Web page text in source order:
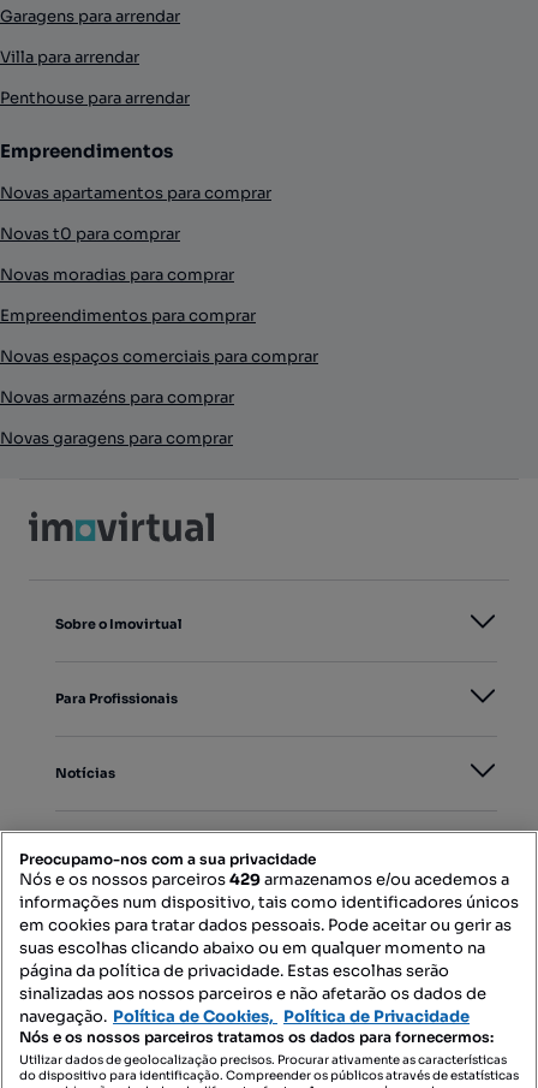
Garagens para arrendar
Villa para arrendar
Penthouse para arrendar
Empreendimentos
Novas apartamentos para comprar
Novas t0 para comprar
Novas moradias para comprar
Empreendimentos para comprar
Novas espaços comerciais para comprar
Novas armazéns para comprar
Novas garagens para comprar
Sobre o Imovirtual
Para Profissionais
Notícias
Mapa do Site
Contacte-nos
SIGA-NOS:
Preocupamo-nos com a sua privacidade
Nós e os nossos parceiros429armazenamos e/ou acedemos a
informações num dispositivo, tais como identificadores únicos
em cookies para tratar dados pessoais. Pode aceitar ou gerir as
suas escolhas clicando abaixo ou em qualquer momento na
página da política de privacidade. Estas escolhas serão
sinalizadas aos nossos parceiros e não afetarão os dados de
navegação. Política de Cookies, Política de Privacidade
Nós e os nossos parceiros tratamos os dados para fornecermos:
Utilizar dados de geolocalização precisos. Procurar ativamente as características
do dispositivo para identificação. Compreender os públicos através de estatísticas